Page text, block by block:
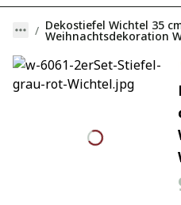
Dekostiefel Wichtel 35
Weihnachtsdekoration